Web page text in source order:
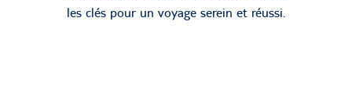
les clés pour un voyage serein et réussi.